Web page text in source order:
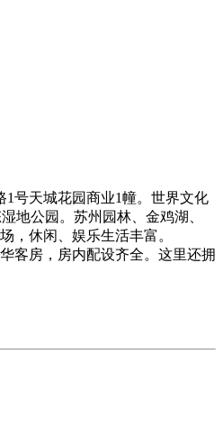
号天城花园商业1幢。世界文化
地公园。苏州园林、金鸡湖、
，休闲、娱乐生活丰富。
客房，房内配设齐全。这里还拥